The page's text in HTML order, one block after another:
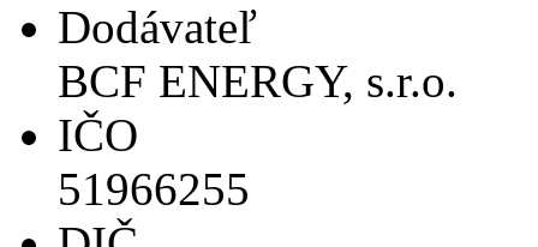
Dodávateľ
BCF ENERGY, s.r.o.
IČO
51966255